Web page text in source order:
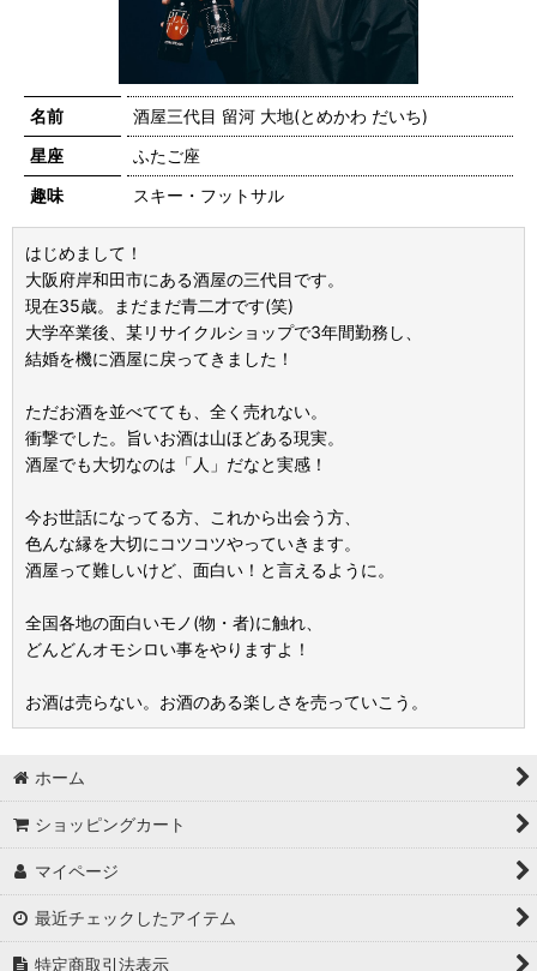
名前
酒屋三代目 留河 大地(とめかわ だいち)
星座
ふたご座
趣味
スキー・フットサル
はじめまして！
大阪府岸和田市にある酒屋の三代目です。
現在35歳。まだまだ青二才です(笑)
大学卒業後、某リサイクルショップで3年間勤務し、
結婚を機に酒屋に戻ってきました！
ただお酒を並べてても、全く売れない。
衝撃でした。旨いお酒は山ほどある現実。
酒屋でも大切なのは「人」だなと実感！
今お世話になってる方、これから出会う方、
色んな縁を大切にコツコツやっていきます。
酒屋って難しいけど、面白い！と言えるように。
全国各地の面白いモノ(物・者)に触れ、
どんどんオモシロい事をやりますよ！
お酒は売らない。お酒のある楽しさを売っていこう。
ホーム
ショッピングカート
マイページ
最近チェックしたアイテム
特定商取引法表示